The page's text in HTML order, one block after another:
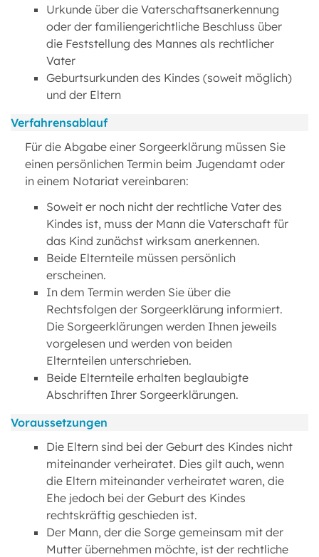
Urkunde über die Vaterschaftsanerkennung
oder der familiengerichtliche Beschluss über
die Feststellung des Mannes als rechtlicher
Vater
Geburtsurkunden des Kindes (soweit möglich)
und der Eltern
Verfahrensablauf
Für die Abgabe einer Sorgeerklärung müssen Sie
einen persönlichen Termin beim Jugendamt oder
in einem Notariat vereinbaren:
Soweit er noch nicht der rechtliche Vater des
Kindes ist, muss der Mann die Vaterschaft für
das Kind zunächst wirksam anerkennen.
Beide Elternteile müssen persönlich
erscheinen.
In dem Termin werden Sie über die
Rechtsfolgen der Sorgeerklärung informiert.
Die Sorgeerklärungen werden Ihnen jeweils
vorgelesen und werden von beiden
Elternteilen unterschrieben.
Beide Elternteile erhalten beglaubigte
Abschriften Ihrer Sorgeerklärungen.
Voraussetzungen
Die Eltern sind bei der Geburt des Kindes nicht
miteinander verheiratet. Dies gilt auch, wenn
die Eltern miteinander verheiratet waren, die
Ehe jedoch bei der Geburt des Kindes
rechtskräftig geschieden ist.
Der Mann, der die Sorge gemeinsam mit der
Mutter übernehmen möchte, ist der rechtliche